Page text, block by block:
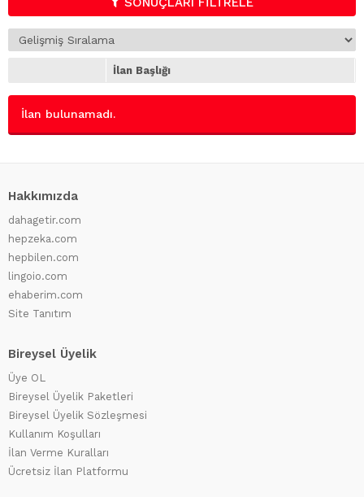
İlan Başlığı
İlan bulunamadı.
Hakkımızda
dahagetir.com
hepzeka.com
hepbilen.com
lingoio.com
ehaberim.com
Site Tanıtım
Bireysel Üyelik
Üye OL
Bireysel Üyelik Paketleri
Bireysel Üyelik Sözleşmesi
Kullanım Koşulları
İlan Verme Kuralları
Ücretsiz İlan Platformu